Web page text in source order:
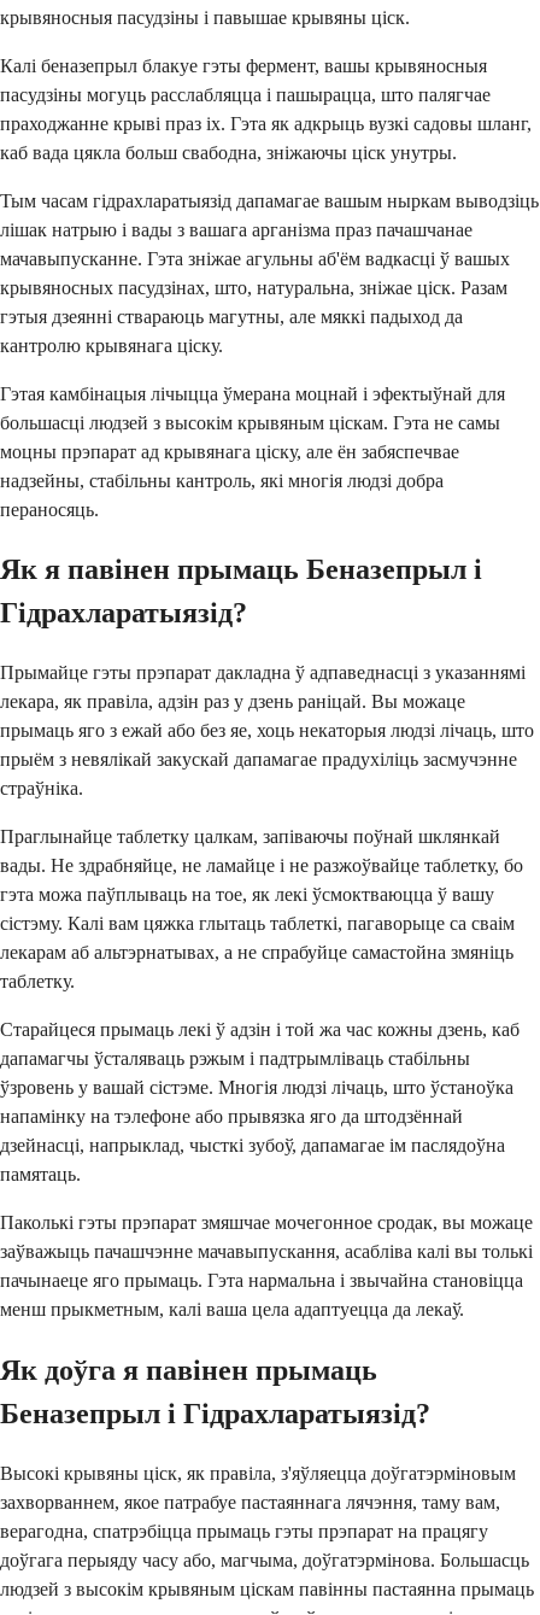
крывяносныя пасудзіны і павышае крывяны ціск.
Калі беназепрыл блакуе гэты фермент, вашы крывяносныя
пасудзіны могуць расслабляцца і пашырацца, што палягчае
праходжанне крыві праз іх. Гэта як адкрыць вузкі садовы шланг,
каб вада цякла больш свабодна, зніжаючы ціск унутры.
Тым часам гідрахларатыязід дапамагае вашым ныркам выводзіць
лішак натрыю і вады з вашага арганізма праз пачашчанае
мачавыпусканне. Гэта зніжае агульны аб'ём вадкасці ў вашых
крывяносных пасудзінах, што, натуральна, зніжае ціск. Разам
гэтыя дзеянні ствараюць магутны, але мяккі падыход да
кантролю крывянага ціску.
Гэтая камбінацыя лічыцца ўмерана моцнай і эфектыўнай для
большасці людзей з высокім крывяным ціскам. Гэта не самы
моцны прэпарат ад крывянага ціску, але ён забяспечвае
надзейны, стабільны кантроль, які многія людзі добра
пераносяць.
Як я павінен прымаць Беназепрыл і
Гідрахларатыязід?
Прымайце гэты прэпарат дакладна ў адпаведнасці з указаннямі
лекара, як правіла, адзін раз у дзень раніцай. Вы можаце
прымаць яго з ежай або без яе, хоць некаторыя людзі лічаць, што
прыём з невялікай закускай дапамагае прадухіліць засмучэнне
страўніка.
Праглынайце таблетку цалкам, запіваючы поўнай шклянкай
вады. Не здрабняйце, не ламайце і не разжоўвайце таблетку, бо
гэта можа паўплываць на тое, як лекі ўсмоктваюцца ў вашу
сістэму. Калі вам цяжка глытаць таблеткі, пагаворыце са сваім
лекарам аб альтэрнатывах, а не спрабуйце самастойна змяніць
таблетку.
Старайцеся прымаць лекі ў адзін і той жа час кожны дзень, каб
дапамагчы ўсталяваць рэжым і падтрымліваць стабільны
ўзровень у вашай сістэме. Многія людзі лічаць, што ўстаноўка
напамінку на тэлефоне або прывязка яго да штодзённай
дзейнасці, напрыклад, чысткі зубоў, дапамагае ім паслядоўна
памятаць.
Паколькі гэты прэпарат змяшчае мочегонное сродак, вы можаце
заўважыць пачашчэнне мачавыпускання, асабліва калі вы толькі
пачынаеце яго прымаць. Гэта нармальна і звычайна становіцца
менш прыкметным, калі ваша цела адаптуецца да лекаў.
Як доўга я павінен прымаць
Беназепрыл і Гідрахларатыязід?
Высокі крывяны ціск, як правіла, з'яўляецца доўгатэрміновым
захворваннем, якое патрабуе пастаяннага лячэння, таму вам,
верагодна, спатрэбіцца прымаць гэты прэпарат на працягу
доўгага перыяду часу або, магчыма, доўгатэрмінова. Большасць
людзей з высокім крывяным ціскам павінны пастаянна прымаць